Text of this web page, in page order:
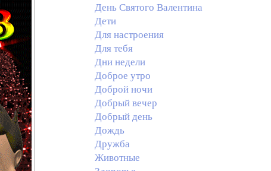
День Святого Валентина
Дети
Для настроения
Для тебя
Дни недели
Доброе утро
Доброй ночи
Добрый вечер
Добрый день
Дождь
Дружба
Животные